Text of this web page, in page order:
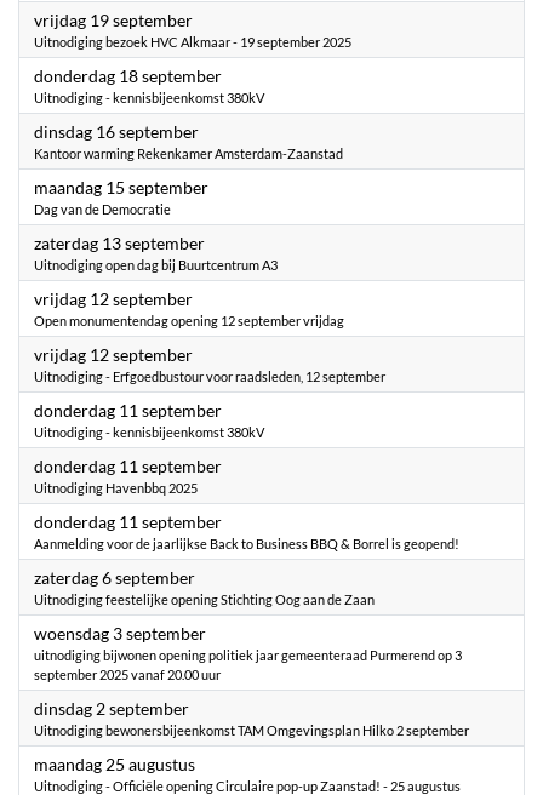
vrijdag 19 september2025
Uitnodiging bezoek HVC Alkmaar - 19 september 2025
donderdag 18 september2025
Uitnodiging - kennisbijeenkomst 380kV
dinsdag 16 september2025
Kantoor warming Rekenkamer Amsterdam-Zaanstad
maandag 15 september2025
Dag van de Democratie
zaterdag 13 september2025
Uitnodiging open dag bij Buurtcentrum A3
vrijdag 12 september2025
Open monumentendag opening 12 september vrijdag
vrijdag 12 september2025
Uitnodiging - Erfgoedbustour voor raadsleden, 12 september
donderdag 11 september2025
Uitnodiging - kennisbijeenkomst 380kV
donderdag 11 september2025
Uitnodiging Havenbbq 2025
donderdag 11 september2025
Aanmelding voor de jaarlijkse Back to Business BBQ & Borrel is geopend!
zaterdag 6 september2025
Uitnodiging feestelijke opening Stichting Oog aan de Zaan
woensdag 3 september2025
uitnodiging bijwonen opening politiek jaar gemeenteraad Purmerend op 3
september 2025 vanaf 20.00 uur
dinsdag 2 september2025
Uitnodiging bewonersbijeenkomst TAM Omgevingsplan Hilko 2 september
maandag 25 augustus2025
Uitnodiging - Officiële opening Circulaire pop-up Zaanstad! - 25 augustus